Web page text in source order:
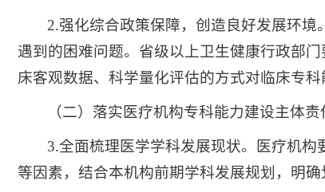
2.强化综合政策保障，创造良好发展环
遇到的困难问题。省级以上卫生健康行政部
床客观数据、科学量化评估的方式对临床专
（二）落实医疗机构专科能力建设主体责
3.全面梳理医学学科发展现状。医疗机
等因素，结合本机构前期学科发展规划，明